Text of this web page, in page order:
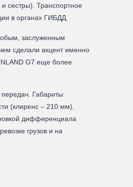
сестры). Транспортное
в органах ГИБДД.
заслуженным
сделали акцент именно
G7 еще более
Габариты
(клиренс – 210 мм),
дифференциала
грузов и на